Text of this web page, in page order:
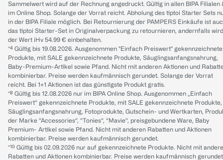
Sammelwert wird auf der Rechnung angedruckt. Gültig in allen BIPA Filialen
im Online Shop. Solange der Vorrat reicht. Abholung des tiptoi Starter Sets
in der BIPA Filiale möglich. Bei Retournierung der PAMPERS Einkäufe ist
das tiptoi Starter-Set in Originalverpackung zu retournieren, andernfalls wird
der Wert iHv 54.99 € einbehalten.
*⁴ Gültig bis 19.08.2026. Ausgenommen "Einfach Preiswert" gekennzeichnete
Produkte, mit SALE gekennzeichnete Produkte, Säuglingsanfangsnahrung,
Baby-Premium-Artikel sowie Pfand. Nicht mit anderen Aktionen und
kombinierbar. Preise werden kaufmännisch gerundet. Solange der Vorrat
reicht. Bei 1+1 Aktionen ist das günstigste Produkt gratis.
*⁸ Gültig bis 12.08.2026 nur im BIPA Online Shop. Ausgenommen „Einfach
Preiswert“ gekennzeichnete Produkte, mit SALE gekennzeichnete Produkte,
Säuglingsanfangsnahrung, Fotoprodukte, Gutschein- und Wertkarten,
der Marke “Accessories“, “Tonies“, “Mavie“, preisgebundene Ware, Baby
Premium- Artikel sowie Pfand. Nicht mit anderen Rabatten und Aktionen
kombinierbar. Preise werden kaufmännisch gerundet.
*¹⁰ Gültig bis 02.09.2026 nur auf gekennzeichnete Produkte. Nicht mit
Rabatten und Aktionen kombinierbar. Preise werden kaufmännisch